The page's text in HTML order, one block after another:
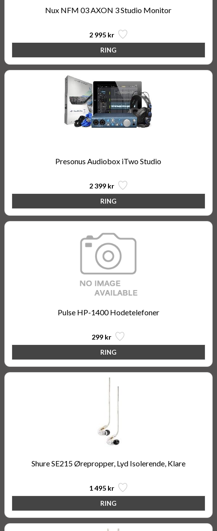
Nux NFM 03 AXON 3 Studio Monitor
2 995 kr
Presonus Audiobox iTwo Studio
2 399 kr
Pulse HP-1400 Hodetelefoner
299 kr
Shure SE215 Ørepropper, Lyd Isolerende, Klare
1 495 kr